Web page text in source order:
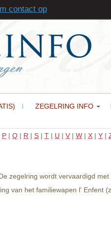
ZEGELRING INFO
P | Q | R | S | T | U | V | W | X | Y |
zegelring wordt vervaardigd
van het familiewapen l' Enfent
contact op